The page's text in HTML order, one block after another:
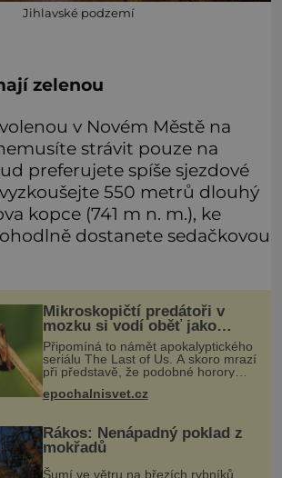
Jihlavské podzemí
zelenou
v Novém Městě na
strávit pouze na
preferujete spíše sjezdové
550 metrů dlouhý
kopce (741 m n. m.), ke
dostanete sedačkovou
Mikroskopičtí predátoři v
mozku si vodí oběť jako
loutku
Připomíná to námět apokalyptického
seriálu The Last of Us. A skoro mrazí
při představě, že podobné horory
probíhají v přírodě běžně – s tím
rozdílem, že nejde pouze o infekce
epochalnisvet.cz
Rákos: Nenápadný poklad z
mokřadů
Šumí ve větru na březích rybníků,